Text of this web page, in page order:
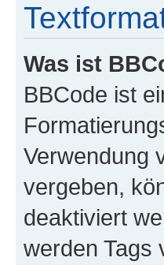
Was ist
BBCode ist
Verwendung
vergeben,
deaktiviert
werden Tags